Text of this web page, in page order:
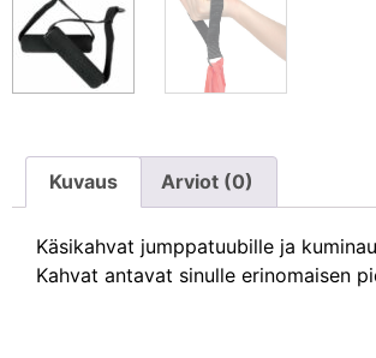
Kuvaus Arviot (0)
Käsikahvat jumppatuubille ja
Kahvat antavat sinulle erinomaisen